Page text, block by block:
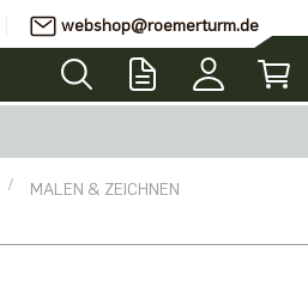
webshop@roemerturm.de
MALEN & ZEICHNEN